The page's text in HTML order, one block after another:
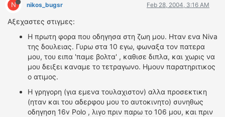
N nikos_bugsr Feb 28, 2004, 3:16 AM
Αξεχαστες στιγμες:
Η πρωτη φορα που οδηγησα στη ζωη μου. Ηταν ενα Niva
της δουλειας. Γυρω στα 10 εγω, φωναξα τον πατερα
μου, του ειπα 'παμε βολτα' , καθισε διπλα, και χωρις να
μου δειξει καναμε το τετραγωνο. Ημουν παρατηριτικος
ο ατιμος.
Η γρηγορη (για εμενα τουλαχιστον) αλλα προσεκτικη
(ηταν και του αδερφου μου το αυτοκινητο) συνηθως
οδηγηση 16v Polo , λιγο πριν παρω το 106 μου, και πριν